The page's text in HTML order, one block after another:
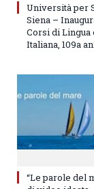
Università per
Siena –
Corsi di Lingua
Italiana, 109a
“Le parole del